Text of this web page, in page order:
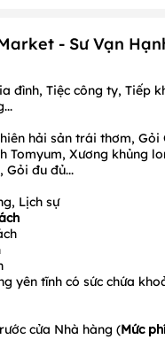
- Sư Vạn
đình, Tiệc công ty, Tiếp
hải sản trái thơm, Gỏi
Tomyum, Xương khủng
đu đủ...
Lịch sự
yên tĩnh có sức chứa
cửa Nhà hàng (Mức